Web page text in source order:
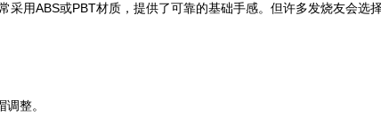
用ABS或PBT材质，提供了可靠的基础手感。但许多发烧友会选
整。